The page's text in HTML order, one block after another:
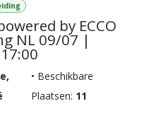
by ECCO
NL 09/07 |
,
• Beschikbare
Plaatsen: 11